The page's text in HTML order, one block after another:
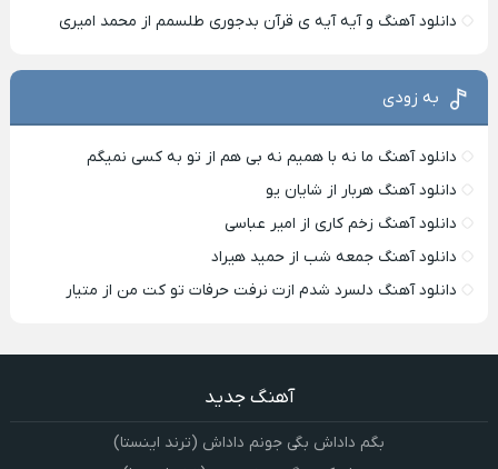
دانلود آهنگ و آیه آیه ی قرآن بدجوری طلسمم از محمد امیری
به زودی
دانلود آهنگ ما نه با همیم نه بی هم از تو به کسی نمیگم
دانلود آهنگ هربار از شایان یو
دانلود آهنگ زخم کاری از امیر عباسی
دانلود آهنگ جمعه شب از حمید هیراد
دانلود آهنگ دلسرد شدم ازت نرفت حرفات تو کت من از متیار
آهنگ جدید
بگم داداش بگی جونم داداش (ترند اینستا)